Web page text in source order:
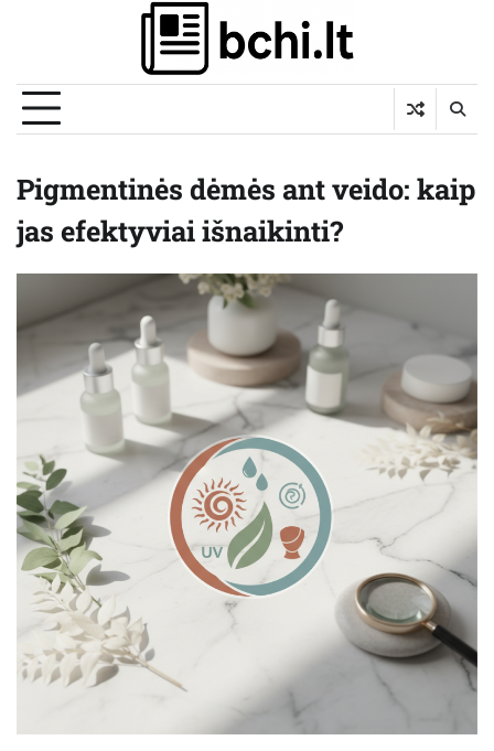
Pigmentinės dėmės ant veido: kaip
jas efektyviai išnaikinti?